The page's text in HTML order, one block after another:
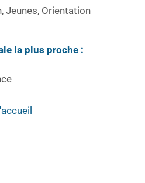
,Jeunes, Orientation
la plus proche :